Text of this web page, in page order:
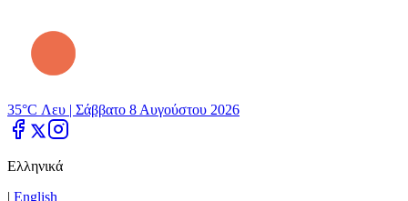
35°C Λευ | Σάββατο 8 Αυγούστου 2026
Ελληνικά
| Εnglish